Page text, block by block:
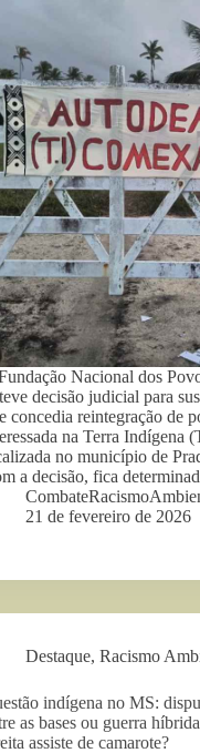
Nacional dos
decisão judicial para
concedia reintegração de
na Terra Indígena
no município de
a decisão, fica
21 de fevereiro de 2026
Destaque,Racismo
indígena no MS:
as bases ou guerra
assiste de camarote?